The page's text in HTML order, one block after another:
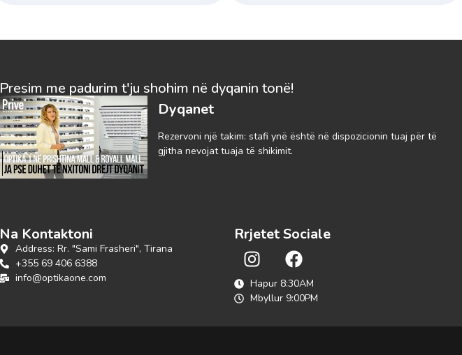
Presim me padurim t'ju shohim në dyqanin tonë!
Dyqanet
Rezervoni një takim: stafi ynë është në dispozicionin tuaj për të
gjitha nevojat tuaja të shikimit.
Na Kontaktoni
Address: Rr. "Sami Frasheri", Tirana
+355 69 406 6388
info@optikaone.com
Rrjetet Sociale
Hapur 8:30AM
Mbyllur 9:00PM